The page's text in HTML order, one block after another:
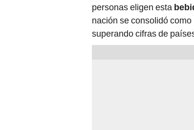
personas eligen esta
nación se consolidó
superando cifras de